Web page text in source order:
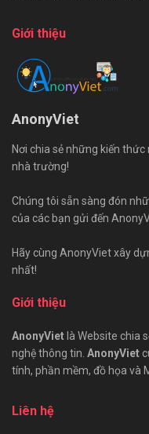
Giới thiệu
AnonyViet
Nơi chia sẻ những kiến
nhà trường!
Chúng tôi sẵn sàng đón
của các bạn gửi đến
Hãy cùng AnonyViet xây
nhất!
Giới thiệu
AnonyViet là Website chia
nghệ thông tin. AnonyViet
tính, phần mềm, đồ họa và
Liên hệ